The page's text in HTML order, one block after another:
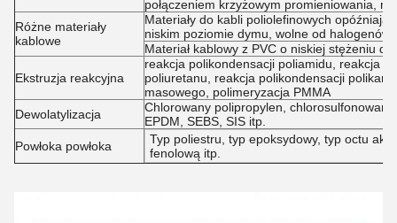
połączeniem krzyżowym promieniowania,
Różne materiały
kablowe
Materiały do kabli poliolefinowych
niskim poziomie dymu, wolne od halogenów
Materiał kablowy z PVC o niskiej stężeniu
Ekstruzja reakcyjna
reakcja polikondensacji poliamidu, reakcja
poliuretanu, reakcja polikondensacji
masowego, polimeryzacja PMMA
Dewolatylizacja
Chlorowany polipropylen,
EPDM, SEBS, SIS itp.
Powłoka powłoka
Typ poliestru, typ epoksydowy, typ octu
fenolową itp.